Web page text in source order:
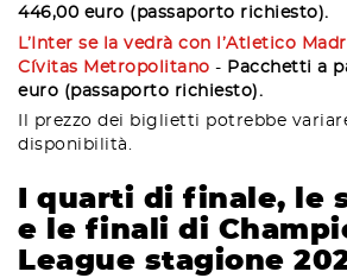
446,00 euro (passaporto richiesto).
L’Inter se la vedrà con l’Atletico
Cívitas Metropolitano - Pacchetti a
euro (passaporto richiesto).
Il prezzo dei biglietti potrebbe
disponibilità.
I quarti di finale, le
e le finali di
League stagione